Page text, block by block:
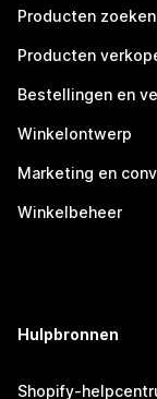
Producten zoeken
Producten
Bestellingen en
Winkelontwerp
Marketing en
Winkelbeheer
Hulpbronnen
Shopify-